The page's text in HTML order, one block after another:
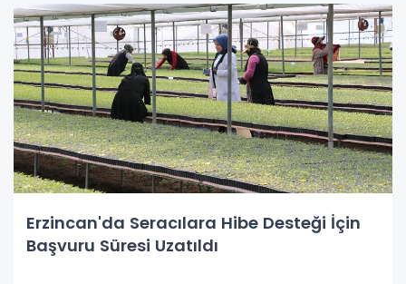
Erzincan'da Seracılara Hibe Desteği İçin
Başvuru Süresi Uzatıldı